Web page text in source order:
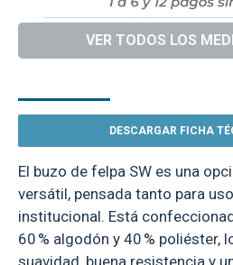
VER TODOS LOS
DESCARGAR FICHA
El buzo de felpa SW es una
versátil, pensada tanto para
institucional. Está
60 % algodón y 40 % poliéster,